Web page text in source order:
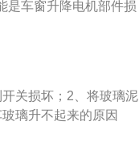
但有一点说明，后面
于最冷位置，否则长
少许除雾剂喷于汽车玻
擦亮玻璃的同时，在
玻璃上的凝结而形成
时费力，所以不建议
肥皂水擦，然后用清
是车窗升降电机部件损
电机。2、电机过热保
致车窗升降失灵。
节，在使用过程中，
导致玻璃上升费劲。
关损坏；2、将玻璃泥
璃升不起来的原因
损坏；3、升降器固